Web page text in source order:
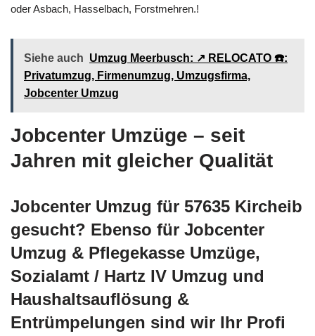
oder Asbach, Hasselbach, Forstmehren.!
Siehe auch Umzug Meerbusch: ↗️ RELOCATO ☎️:
Privatumzug, Firmenumzug, Umzugsfirma,
Jobcenter Umzug
Jobcenter Umzüge – seit
Jahren mit gleicher Qualität
Jobcenter Umzug für 57635 Kircheib
gesucht? Ebenso für Jobcenter
Umzug & Pflegekasse Umzüge,
Sozialamt / Hartz IV Umzug und
Haushaltsauflösung &
Entrümpelungen sind wir Ihr Profi